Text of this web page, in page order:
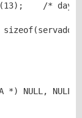
/*
NULL);